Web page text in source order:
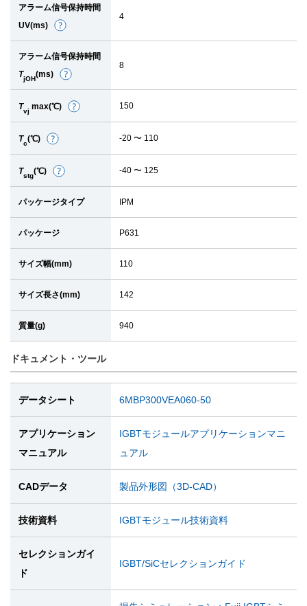
アラーム信号保持時間
UV(ms)
詳
細
4
アラーム信号保持時間
TjOH(ms)
詳
細
8
Tvj max(℃)
詳
細
150
Tc(℃)
詳
細
-20 〜 110
Tstg(℃)
詳
細
-40 〜 125
パッケージタイプ IPM
パッケージ P631
サイズ幅(mm) 110
サイズ長さ(mm) 142
質量(g) 940
ドキュメント・ツール
データシート 6MBP300VEA060-50
アプリケーション
マニュアル
IGBTモジュールアプリケーションマニ
ュアル
CADデータ 製品外形図（3D-CAD）
技術資料 IGBTモジュール技術資料
セレクションガイ
ド
IGBT/SiCセレクションガイド